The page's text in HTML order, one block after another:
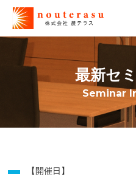
最新セ
Seminar
【開催日】